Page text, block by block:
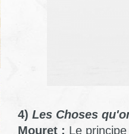
4) Les Choses
Mouret : Le